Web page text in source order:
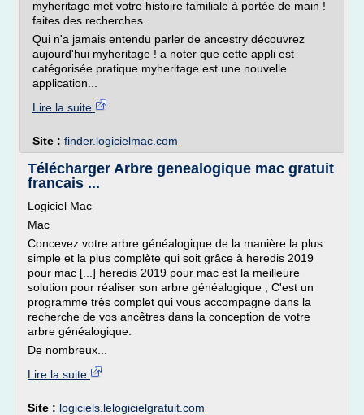
myheritage met votre histoire familiale à portée de main !
faites des recherches.
Qui n'a jamais entendu parler de ancestry découvrez
aujourd'hui myheritage ! a noter que cette appli est
catégorisée pratique myheritage est une nouvelle
application...
Lire la suite
Site : finder.logicielmac.com
Télécharger Arbre genealogique mac gratuit
francais ...
Logiciel Mac
Mac
Concevez votre arbre généalogique de la manière la plus
simple et la plus complète qui soit grâce à heredis 2019
pour mac [...] heredis 2019 pour mac est la meilleure
solution pour réaliser son arbre généalogique , C'est un
programme très complet qui vous accompagne dans la
recherche de vos ancêtres dans la conception de votre
arbre généalogique.
De nombreux...
Lire la suite
Site : logiciels.lelogicielgratuit.com